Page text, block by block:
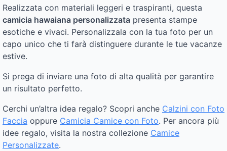
Realizzata con materiali leggeri e traspiranti, questa
camicia hawaiana personalizzata presenta stampe
esotiche e vivaci. Personalizzala con la tua foto per un
capo unico che ti farà distinguere durante le tue vacanze
estive.
Si prega di inviare una foto di alta qualità per garantire
un risultato perfetto.
Cerchi un’altra idea regalo? Scopri anche Calzini con Foto
Faccia oppure Camicia Camice con Foto. Per ancora più
idee regalo, visita la nostra collezione Camice
Personalizzate.